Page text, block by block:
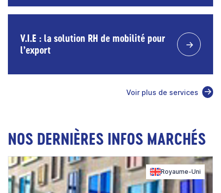
V.I.E : la solution RH de mobilité pour
l’export
Voir plus de services
NOS DERNIÈRES INFOS MARCHÉS
Royaume-Uni